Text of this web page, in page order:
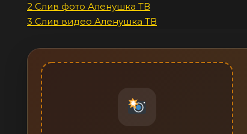
2 Слив фото Аленушка ТВ
3 Слив видео Аленушка ТВ